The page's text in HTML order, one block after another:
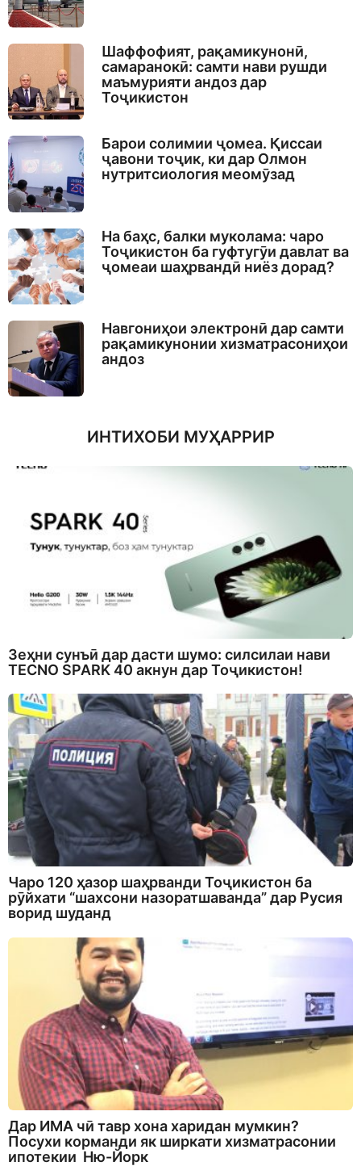
Шаффофият, рақамикунонӣ,
самаранокӣ: самти нави рушди
маъмурияти андоз дар
Тоҷикистон
Барои солимии ҷомеа. Қиссаи
ҷавони тоҷик, ки дар Олмон
нутритсиология меомӯзад
На баҳс, балки муколама: чаро
Тоҷикистон ба гуфтугӯи давлат ва
ҷомеаи шаҳрвандӣ ниёз дорад?
Навгониҳои электронӣ дар самти
рақамикунонии хизматрасониҳои
андоз
ИНТИХОБИ МУҲАРРИР
Зеҳни сунъӣ дар дасти шумо: силсилаи нави
TECNO SPARK 40 акнун дар Тоҷикистон!
Чаро 120 ҳазор шаҳрванди Тоҷикистон ба
рӯйхати “шахсони назоратшаванда” дар Русия
ворид шуданд
Дар ИМА чӣ тавр хона харидан мумкин?
Посухи корманди як ширкати хизматрасонии
ипотекии Ню-Йорк